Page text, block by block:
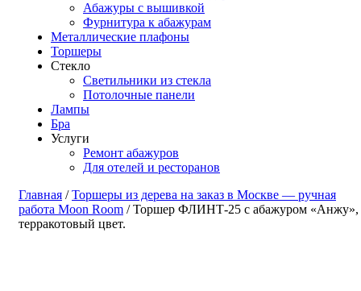
Абажуры с вышивкой
Фурнитура к абажурам
Металлические плафоны
Торшеры
Стекло
Светильники из стекла
Потолочные панели
Лампы
Бра
Услуги
Ремонт абажуров
Для отелей и ресторанов
Главная /Торшеры из дерева на заказ в Москве — ручная
работа Moon Room / Торшер ФЛИНТ-25 с абажуром «Анжу»,
терракотовый цвет.